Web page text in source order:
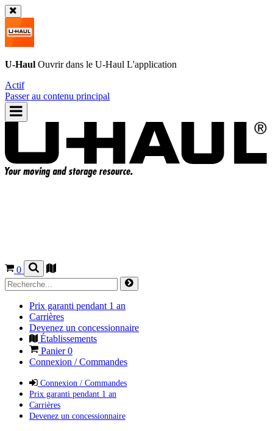
U-Haul Ouvrir dans le U-Haul L'application
Actif
Passer au contenu principal
0
Prix garanti pendant 1 an
Carrières
Devenez un concessionnaire
Établissements
Panier0
Connexion / Commandes
Connexion / Commandes
Prix garanti pendant 1 an
Carrières
Devenez un concessionnaire